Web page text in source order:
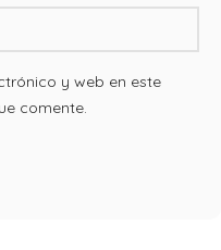
y web en este
comente.